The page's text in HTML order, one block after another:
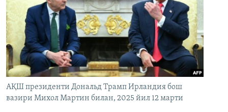
АҚШ президенти Дональд Трамп Ирландия бош
вазири Михол Мартин билан, 2025 йил 12 марти